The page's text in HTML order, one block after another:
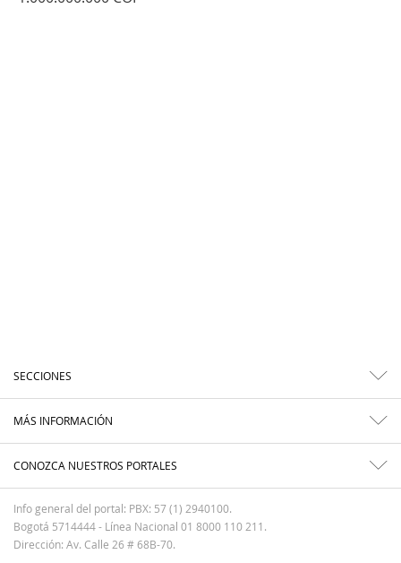
SECCIONES
MÁS INFORMACIÓN
CONOZCA NUESTROS PORTALES
Info general del portal: PBX: 57 (1) 2940100.
Bogotá 5714444 - Línea Nacional 01 8000 110 211.
Dirección: Av. Calle 26 # 68B-70.